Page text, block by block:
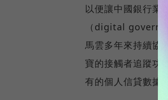
以便讓中國銀行業
（digital
馬雲多年來持續協
寶的接觸者追蹤功
有的個人信貸數據。